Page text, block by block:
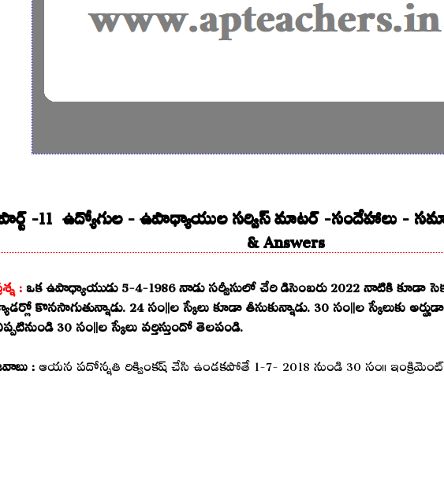
-11 ఉద్యోగుల - ఉపాధ్యాయుల సర్విస్ మాటర్ -సందేహాలు -
& Answers
:ఒక ఉపాధ్యాయుడు 5-4-1986 నాడు సర్వీసులో చేరి డిసెంబరు 2022 నాటికి కూడా
కొనసాగుతున్నాడు. 24 సం||ల స్కేలు కూడా తీసుకున్నాడు. 30 సం||ల స్కేలుకు
30 సం||ల స్కేలు వర్తిస్తుందో తెలపండి.
:ఆయన పదోన్నతి రిక్వింకష్ చేసి ఉండకపోతే 1-7- 2018 నుండి 30 సం॥